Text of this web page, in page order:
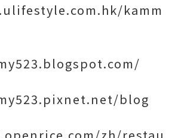
kamm
blog
zh/restau